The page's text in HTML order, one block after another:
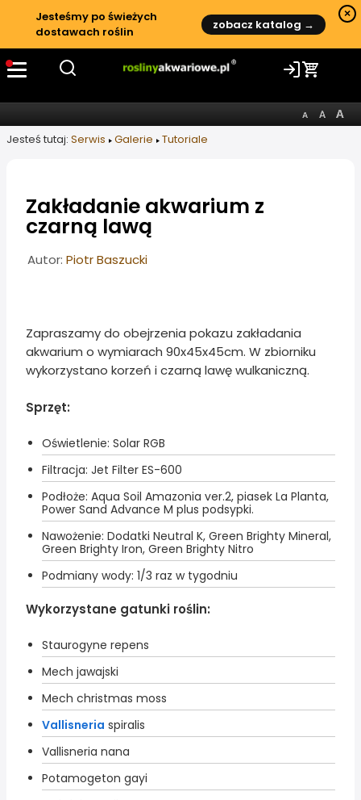
Jesteśmy po świeżych
dostawach roślin
zobacz katalog →
×
Jesteś tutaj: Serwis Galerie Tutoriale
Zakładanie akwarium z
czarną lawą
Informacje o artykule
Autor: Piotr Baszucki
Zapraszamy do obejrzenia pokazu zakładania
akwarium o wymiarach 90x45x45cm. W zbiorniku
wykorzystano korzeń i czarną lawę wulkaniczną.
Sprzęt:
Oświetlenie: Solar RGB
Filtracja: Jet Filter ES-600
Podłoże: Aqua Soil Amazonia ver.2, piasek La Planta,
Power Sand Advance M plus podsypki.
Nawożenie: Dodatki Neutral K, Green Brighty Mineral,
Green Brighty Iron, Green Brighty Nitro
Podmiany wody: 1/3 raz w tygodniu
Wykorzystane gatunki roślin:
Staurogyne repens
Mech jawajski
Mech christmas moss
Vallisneria spiralis
Vallisneria nana
Potamogeton gayi